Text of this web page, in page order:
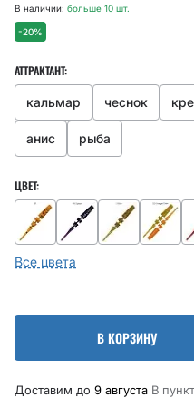
-20%
В наличии: больше 10 шт.
АТТРАКТАНТ:
кальмар чеснок
анис рыба
ЦВЕТ:
Все цвета
В КОРЗИНУ
Доставим до 9 августа В